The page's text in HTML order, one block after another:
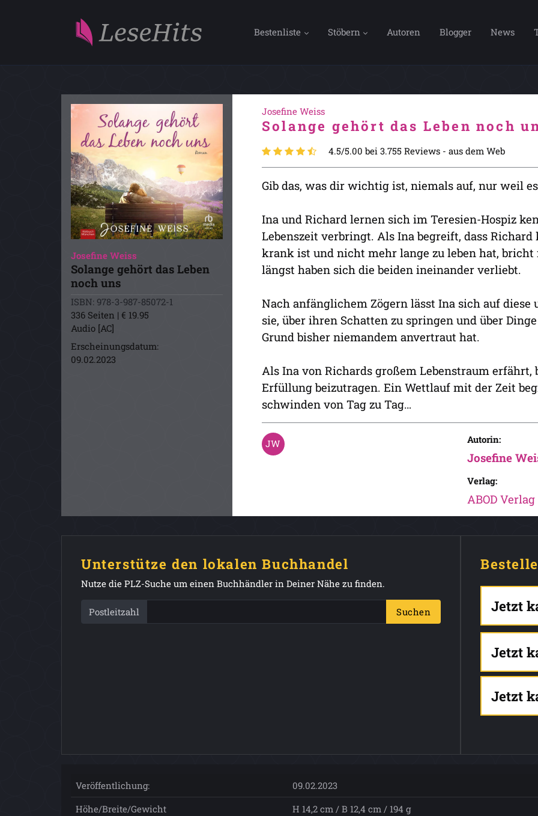
Bestenliste Stöbern Autoren Blogger News
Josefine Weiss
Solange gehört das Leben
noch uns
ISBN: 978-3-987-85072-1
336 Seiten | € 19.95
Audio [AC]
Erscheinungsdatum:
09.02.2023
Josefine Weiss
Solange gehört das Leben noch
4.5/5.00 bei 3.755 Reviews - aus dem Web
Gib das, was dir wichtig ist, niemals auf, nur weil
Ina und Richard lernen sich im Teresien-Hospiz
Lebenszeit verbringt. Als Ina begreift, dass
krank ist und nicht mehr lange zu leben hat, bricht
längst haben sich die beiden ineinander verliebt.
Nach anfänglichem Zögern lässt Ina sich auf
sie, über ihren Schatten zu springen und über
Grund bisher niemandem anvertraut hat.
Als Ina von Richards großem Lebenstraum erfährt,
Erfüllung beizutragen. Ein Wettlauf mit der Zeit
schwinden von Tag zu Tag…
Autorin:
Josefine
Verlag:
ABOD Verlag
Unterstütze den lokalen Buchhandel
Nutze die PLZ-Suche um einen Buchhändler in Deiner Nähe zu finden.
Postleitzahl Suchen Jetzt
Jetzt
Jetzt
Veröffentlichung:
09.02.2023
Höhe/Breite/Gewicht
H 14,2 cm / B 12,4 cm / 194 g